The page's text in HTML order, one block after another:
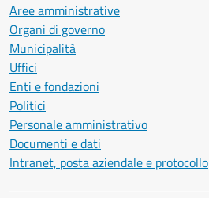
Aree amministrative
Organi di governo
Municipalità
Uffici
Enti e fondazioni
Politici
Personale amministrativo
Documenti e dati
Intranet, posta aziendale e protocollo